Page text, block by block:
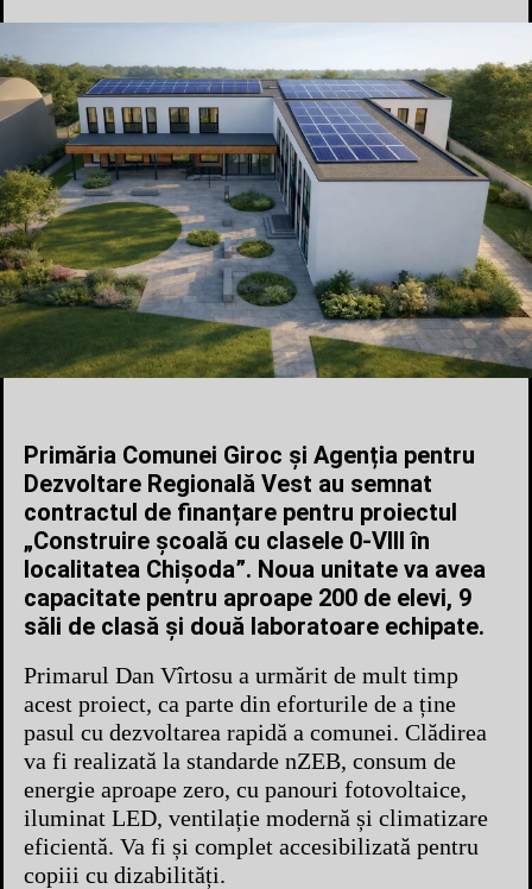
Primăria Comunei Giroc și Agenția pentru
Dezvoltare Regională Vest au semnat
contractul de finanțare pentru proiectul
„Construire școală cu clasele 0-VIII în
localitatea Chișoda”. Noua unitate va avea
capacitate pentru aproape 200 de elevi, 9
săli de clasă și două laboratoare echipate.
Primarul Dan Vîrtosu a urmărit de mult timp
acest proiect, ca parte din eforturile de a ține
pasul cu dezvoltarea rapidă a comunei. Clădirea
va fi realizată la standarde nZEB, consum de
energie aproape zero, cu panouri fotovoltaice,
iluminat LED, ventilație modernă și climatizare
eficientă. Va fi și complet accesibilizată pentru
copiii cu dizabilități.